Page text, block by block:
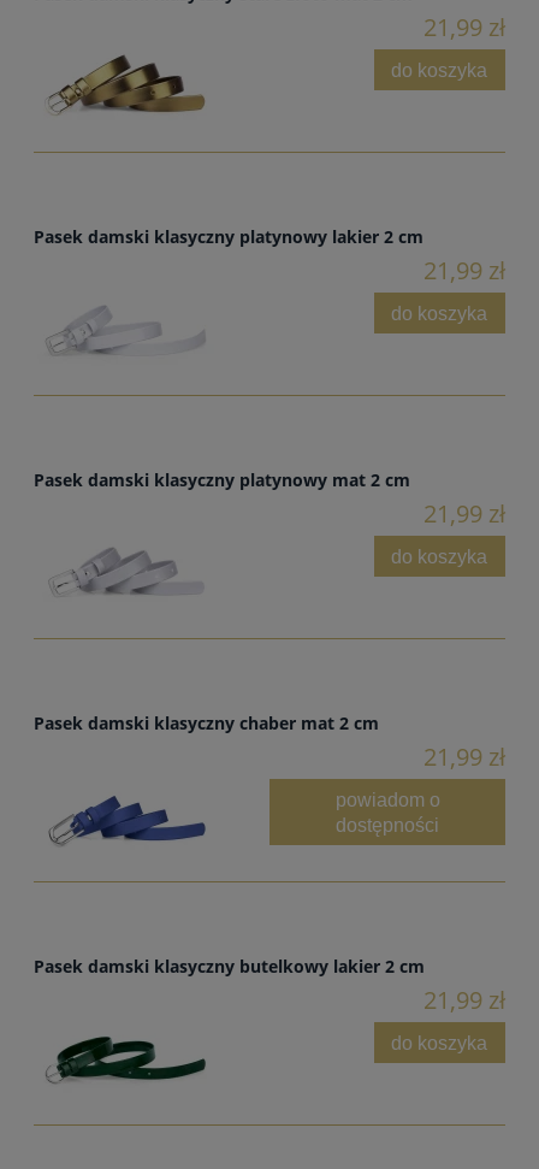
21,99 zł
do koszyka
Pasek damski klasyczny platynowy lakier 2 cm
21,99 zł
do koszyka
Pasek damski klasyczny platynowy mat 2 cm
21,99 zł
do koszyka
Pasek damski klasyczny chaber mat 2 cm
21,99 zł
powiadom o
dostępności
Pasek damski klasyczny butelkowy lakier 2 cm
21,99 zł
do koszyka